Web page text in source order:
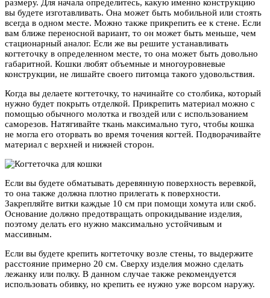
размеру. Для начала определитесь, какую именно конструкцию
вы будете изготавливать. Она может быть мобильной или стоять
всегда в одном месте. Можно также прикрепить ее к стене. Если
вам ближе переносной вариант, то он может быть меньше, чем
стационарный аналог. Если же вы решите устанавливать
когтеточку в определенном месте, то она может быть довольно
габаритной. Кошки любят объемные и многоуровневые
конструкции, не лишайте своего питомца такого удовольствия.
Когда вы делаете когтеточку, то начинайте со столбика, который
нужно будет покрыть отделкой. Прикрепить материал можно с
помощью обычного молотка и гвоздей или с использованием
саморезов. Натягивайте ткань максимально туго, чтобы кошка
не могла его оторвать во время точения когтей. Подворачивайте
материал с верхней и нижней сторон.
Если вы будете обматывать деревянную поверхность веревкой,
то она также должна плотно прилегать к поверхности.
Закрепляйте витки каждые 10 см при помощи хомута или скоб.
Основание должно предотвращать опрокидывание изделия,
поэтому делать его нужно максимально устойчивым и
массивным.
Если вы будете крепить когтеточку возле стены, то выдержите
расстояние примерно 20 см. Сверху изделия можно сделать
лежанку или полку. В данном случае также рекомендуется
использовать обивку, но крепить ее нужно уже ворсом наружу.